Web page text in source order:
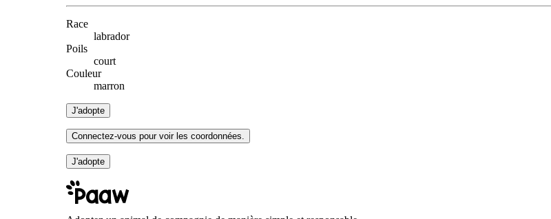
Race
labrador
Poils
court
Couleur
marron
J'adopte
Connectez-vous pour voir les coordonnées.
J'adopte